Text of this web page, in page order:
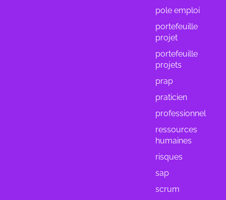
pole emploi
portefeuille
projet
portefeuille
projets
prap
praticien
professionnel
ressources
humaines
risques
sap
scrum